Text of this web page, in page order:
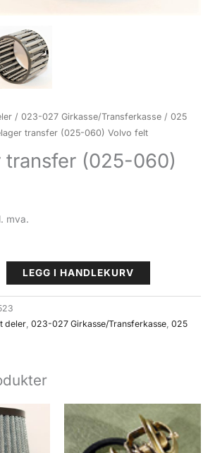
/ 023-027 Girkasse/Transferkasse / 025
transfer (025-060) Volvo felt
transfer (025-060)
mva.
LEGG I HANDLEKURV
deler, 023-027 Girkasse/Transferkasse, 025